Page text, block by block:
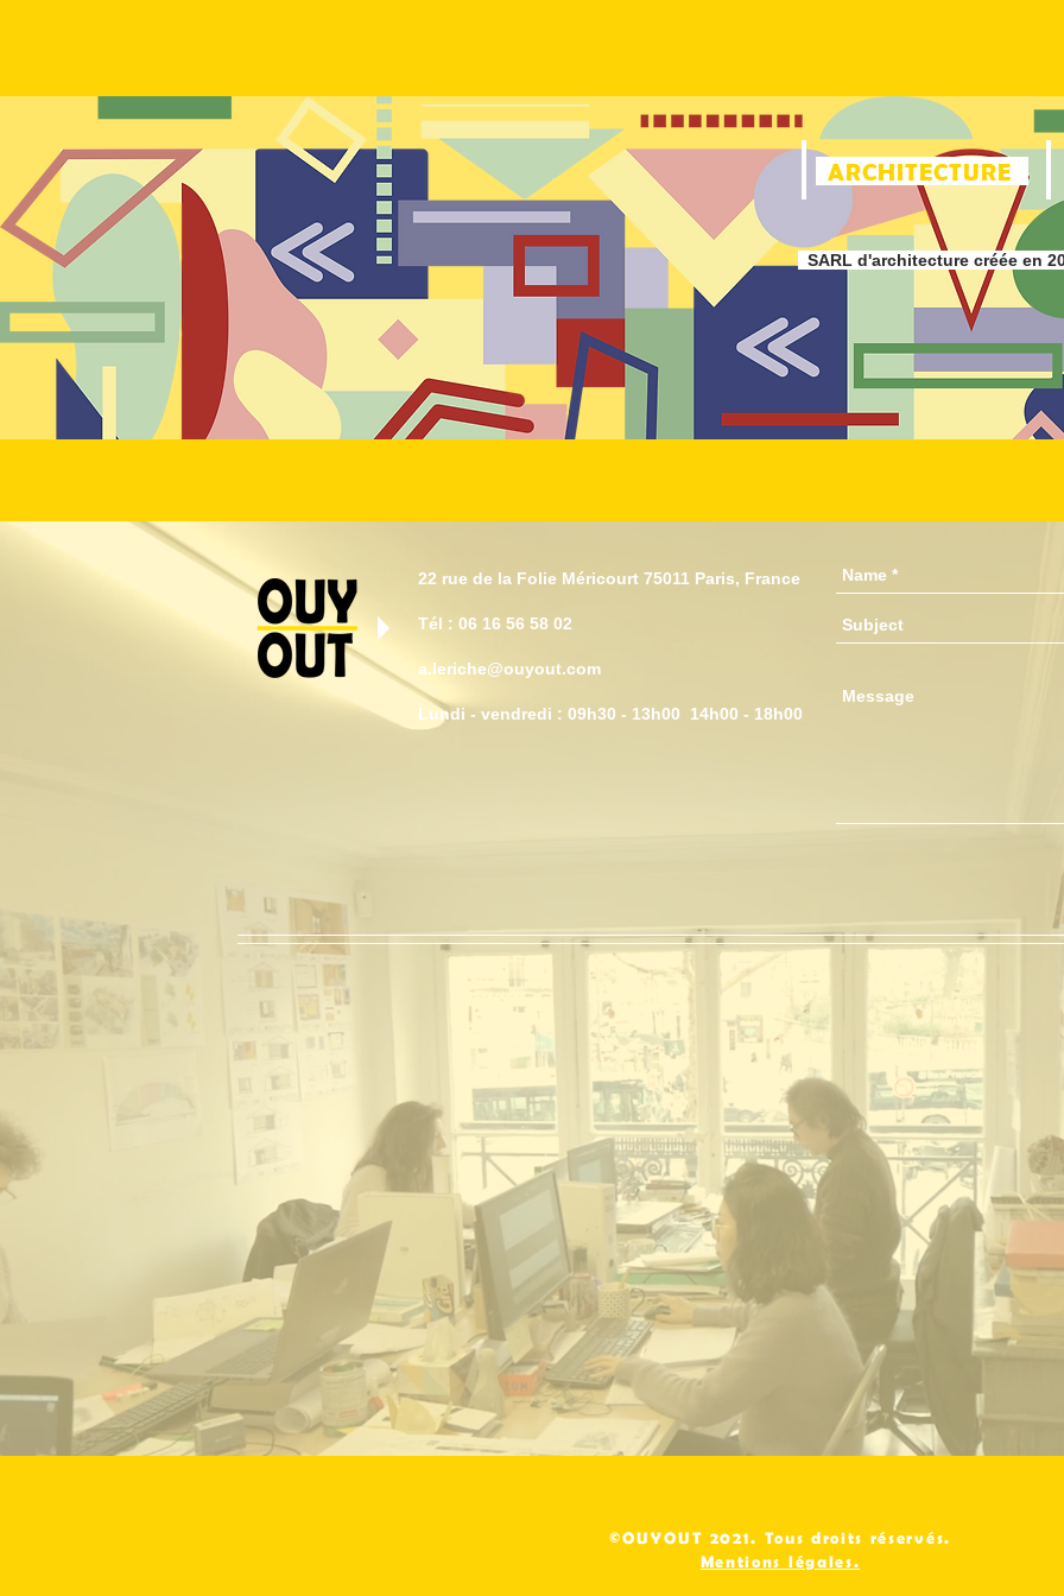
ARCHITECTURE
SARL d'architecture créée en
22 rue de la Folie Méricourt 75011 Paris, France
Tél : 06 16 56 58 02
a.leriche@ouyout.com
Lundi - vendredi : 09h30 - 13h00 14h00 - 18h00
©OUYOUT 2021. Tous droits réservés.
Mentions légales.